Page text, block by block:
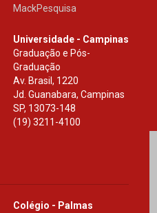
MackPesquisa
Universidade - Campinas
Graduação e Pós-
Graduação
Av. Brasil, 1220
Jd. Guanabara, Campinas
SP, 13073-148
(19) 3211-4100
Colégio - Palmas